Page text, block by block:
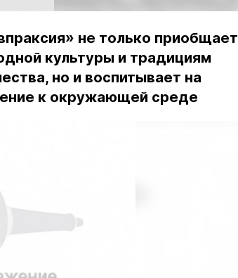
не только приобщает
культуры и традициям
но и воспитывает на
к окружающей среде